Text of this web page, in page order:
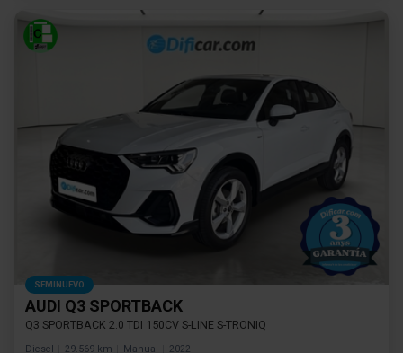
SEMINUEVO
AUDI Q3 SPORTBACK
Q3 SPORTBACK 2.0 TDI 150CV S-LINE S-TRONIQ
Diesel 29.569 km Manual 2022